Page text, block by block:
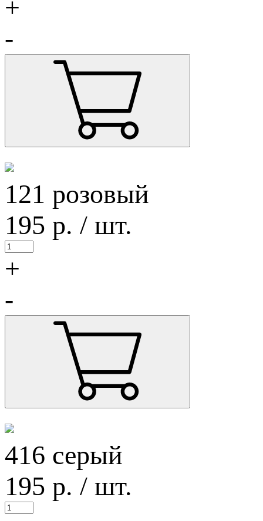
+
-
121 розовый
195 р. / шт.
+
-
416 серый
195 р. / шт.